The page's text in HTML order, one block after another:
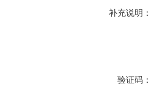
补充说明：
验证码：